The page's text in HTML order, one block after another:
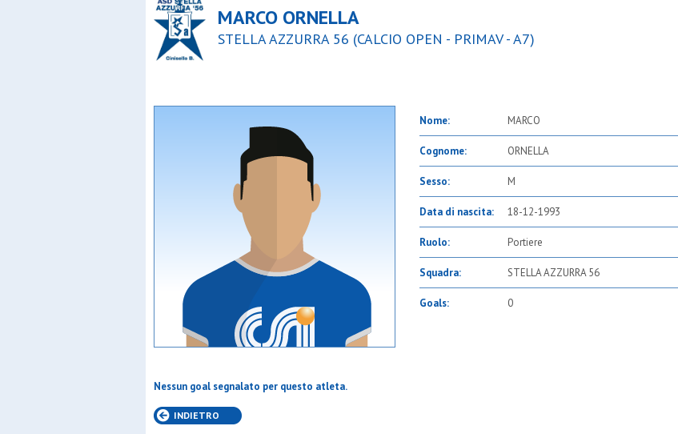
MARCO ORNELLA
STELLA AZZURRA 56 (CALCIO OPEN - PRIMAV - A7)
Nome: MARCO
Cognome: ORNELLA
Sesso: M
Data di nascita: 18-12-1993
Ruolo: Portiere
Squadra: STELLA AZZURRA 56
Goals: 0
Nessun goal segnalato per questo atleta.
INDIETRO